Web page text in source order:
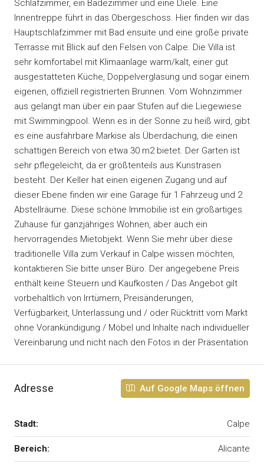
Schlafzimmer, ein Badezimmer und eine Diele. Eine
Innentreppe führt in das Obergeschoss. Hier finden wir das
Hauptschlafzimmer mit Bad ensuite und eine große private
Terrasse mit Blick auf den Felsen von Calpe. Die Villa ist
sehr komfortabel mit Klimaanlage warm/kalt, einer gut
ausgestatteten Küche, Doppelverglasung und sogar einem
eigenen, offiziell registrierten Brunnen. Vom Wohnzimmer
aus gelangt man über ein paar Stufen auf die Liegewiese
mit Swimmingpool. Wenn es in der Sonne zu heiß wird, gibt
es eine ausfahrbare Markise als Überdachung, die einen
schattigen Bereich von etwa 30 m2 bietet. Der Garten ist
sehr pflegeleicht, da er größtenteils aus Kunstrasen
besteht. Der Keller hat einen eigenen Zugang und auf
dieser Ebene finden wir eine Garage für 1 Fahrzeug und 2
Abstellräume. Diese schöne Immobilie ist ein großartiges
Zuhause für ganzjähriges Wohnen, aber auch ein
hervorragendes Mietobjekt. Wenn Sie mehr über diese
traditionelle Villa zum Verkauf in Calpe wissen möchten,
kontaktieren Sie bitte unser Büro. Der angegebene Preis
enthält keine Steuern und Kaufkosten / Das Angebot gilt
vorbehaltlich von Irrtümern, Preisänderungen,
Verfügbarkeit, Unterlassung und / oder Rücktritt vom Markt
ohne Vorankündigung / Möbel und Inhalte nach individueller
Vereinbarung und nicht nach den Fotos in der Präsentation
Adresse Auf Google Maps öffnen
Stadt: Calpe
Bereich: Alicante